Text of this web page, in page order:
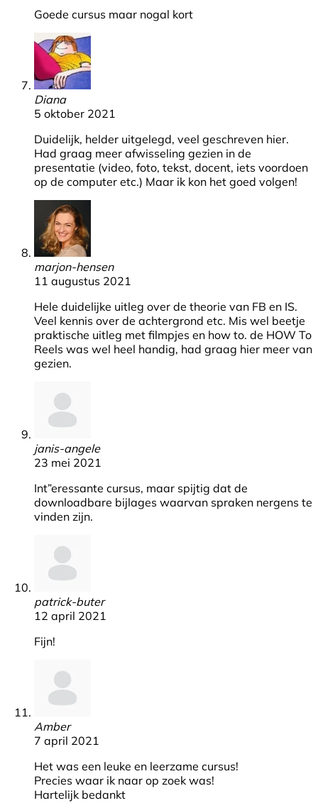
Goede cursus maar nogal kort
Diana
5 oktober 2021
Duidelijk, helder uitgelegd, veel geschreven hier.
Had graag meer afwisseling gezien in de
presentatie (video, foto, tekst, docent, iets voordoen
op de computer etc.) Maar ik kon het goed volgen!
marjon-hensen
11 augustus 2021
Hele duidelijke uitleg over de theorie van FB en IS.
Veel kennis over de achtergrond etc. Mis wel beetje
praktische uitleg met filmpjes en how to. de HOW To
Reels was wel heel handig, had graag hier meer van
gezien.
janis-angele
23 mei 2021
Int”eressante cursus, maar spijtig dat de
downloadbare bijlages waarvan spraken nergens te
vinden zijn.
patrick-buter
12 april 2021
Fijn!
Amber
7 april 2021
Het was een leuke en leerzame cursus!
Precies waar ik naar op zoek was!
Hartelijk bedankt